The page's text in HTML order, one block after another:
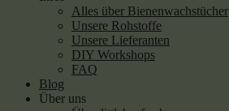
Alles über Bienenwachstücher
Unsere Rohstoffe
Unsere Lieferanten
DIY Workshops
FAQ
Blog
Über uns